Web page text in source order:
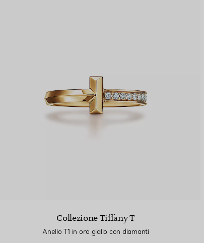
Collezione Tiffany T
Anello T1 in oro giallo con diamanti